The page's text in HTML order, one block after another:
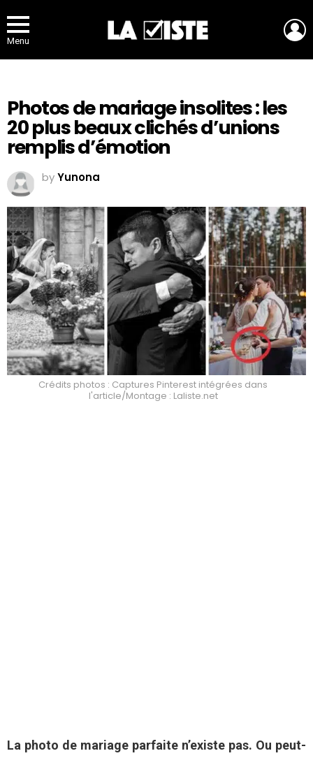
Menu
Photos de mariage insolites : les
20 plus beaux clichés d’unions
remplis d’émotion
byYunona
Crédits photos : Captures Pinterest intégrées dans
l'article/Montage : Laliste.net
La photo de mariage parfaite n’existe pas. Ou peut-